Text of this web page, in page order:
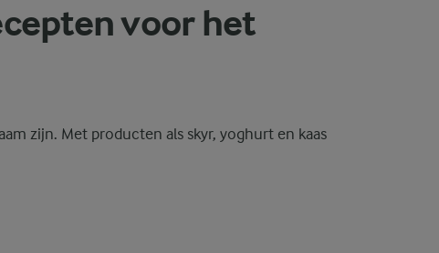
voor het
zijn. Met producten als skyr, yoghurt en kaas